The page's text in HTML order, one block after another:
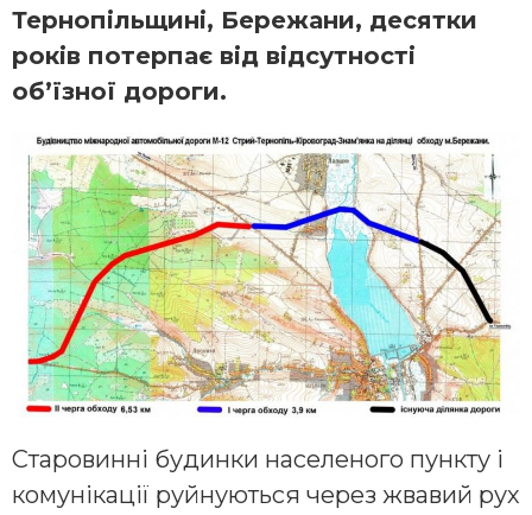
Тернопільщині, Бережани, десятки
років потерпає від відсутності
об’їзної дороги.
Старовинні будинки населеного пункту і
комунікації руйнуються через жвавий рух